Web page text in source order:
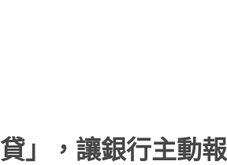
」，讓銀行主動